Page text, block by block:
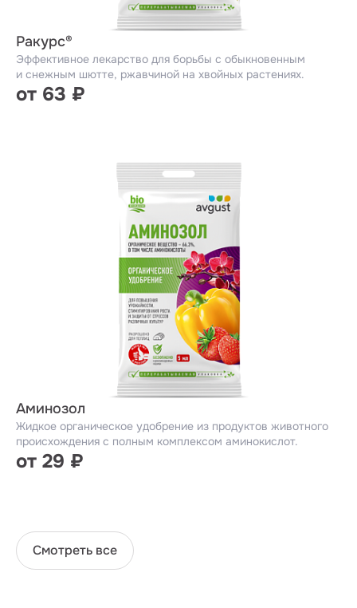
Ракурс®
Эффективное лекарство для борьбы с обыкновенным
и снежным шютте, ржавчиной на хвойных растениях.
от 63 ₽
Аминозол
Жидкое органическое удобрение из продуктов животного
происхождения с полным комплексом аминокислот.
от 29 ₽
Смотреть все